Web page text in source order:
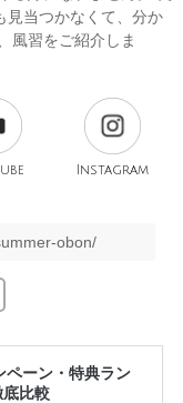
見当つかなくて、分か
風習をご紹介しま
Instagram
obon/
ペーン・特典ラン
比較